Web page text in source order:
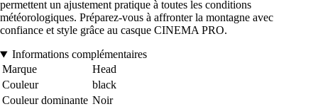
permettent un ajustement pratique à toutes les conditions
météorologiques. Préparez-vous à affronter la montagne avec
confiance et style grâce au casque CINEMA PRO.
Informations complémentaires
Marque
Head
Couleur
black
Couleur dominante Noir